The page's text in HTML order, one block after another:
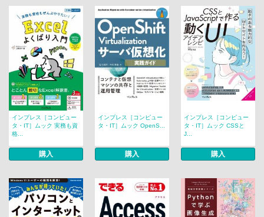
インプレス［コンピュー
タ・IT］ムック 実務も資
格...
購入
インプレス［コンピュー
タ・IT］ムック OpenS...
購入
インプレス［コンピュー
タ・IT］ムック CSSと
J...
購入